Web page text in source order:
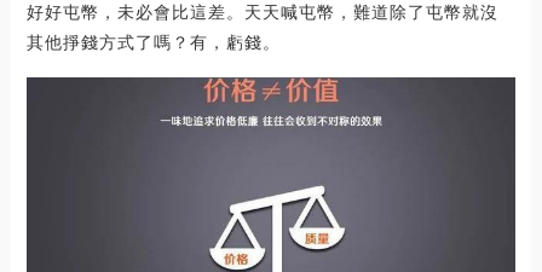
好好屯幣，未必會比這差。天天喊屯幣，難道除了屯幣就沒
其他掙錢方式了嗎？有，虧錢。